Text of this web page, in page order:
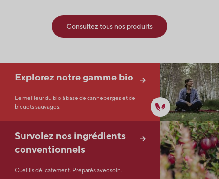
Consultez tous nos produits
Explorez notre gamme bio
Le meilleur du bio à base de canneberges et de
bleuets sauvages.
Survolez nos ingrédients
conventionnels
Cueillis délicatement. Préparés avec soin.